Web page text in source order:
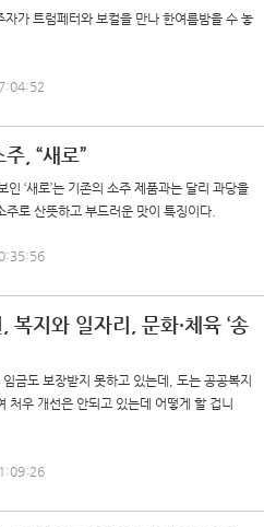
가 트럼페터와 보컬을 만나 한여름밤을 수 놓
, “새로”
‘새로’는 기존의 소주 제품과는 달리 과당을
로 산뜻하고 부드러운 맛이 특징이다.
지와 일자리, 문화·체육 ‘송
임금도 보장받지 못하고 있는데, 도는 공공복지
처우 개선은 안되고 있는데 어떻게 할 겁니